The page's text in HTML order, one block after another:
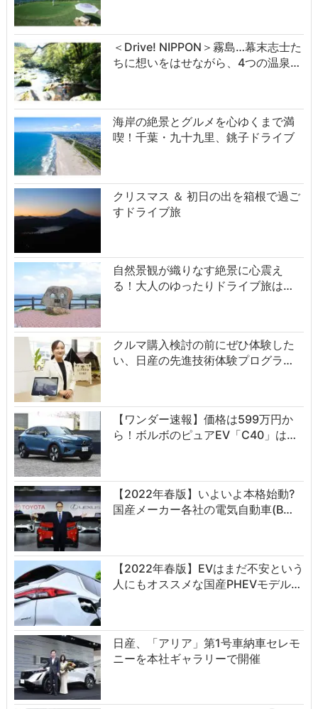
＜Drive! NIPPON＞霧島…幕末志士た
ちに想いをはせながら、4つの温泉…
海岸の絶景とグルメを心ゆくまで満
喫！千葉・九十九里、銚子ドライブ
クリスマス ＆ 初日の出を箱根で過ご
すドライブ旅
自然景観が織りなす絶景に心震え
る！大人のゆったりドライブ旅は…
クルマ購入検討の前にぜひ体験した
い、日産の先進技術体験プログラ…
【ワンダー速報】価格は599万円か
ら！ボルボのピュアEV「C40」は…
【2022年春版】いよいよ本格始動?
国産メーカー各社の電気自動車(B…
【2022年春版】EVはまだ不安という
人にもオススメな国産PHEVモデル…
日産、「アリア」第1号車納車セレモ
ニーを本社ギャラリーで開催